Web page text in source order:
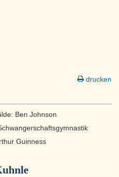
drucken
Ben Johnson
Guinness